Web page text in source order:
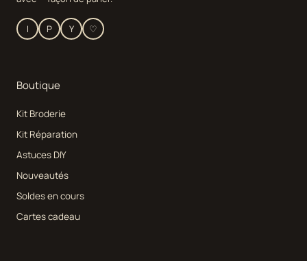
I P Y ♡
Boutique
Kit Broderie
Kit Réparation
Astuces DIY
Nouveautés
Soldes en cours
Cartes cadeau